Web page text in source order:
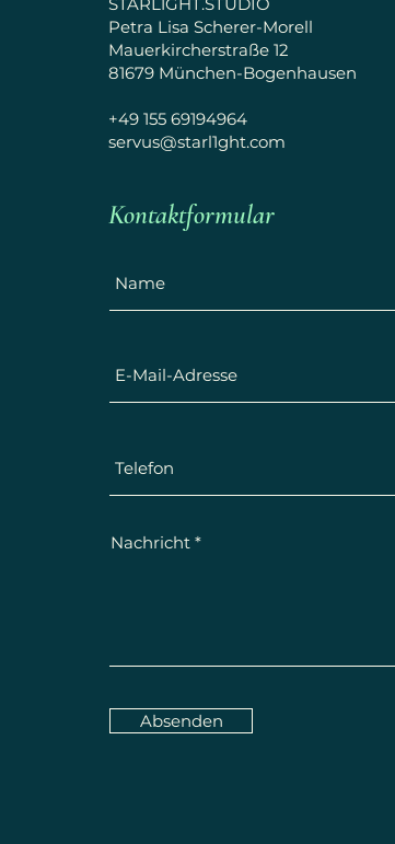
Petra Lisa Scherer-Morell
Mauerkircherstraße 12
81679 München-Bogenhausen
+49 155 69194964
servus@starl1ght.com
Kontaktformular
Nachricht
Absenden